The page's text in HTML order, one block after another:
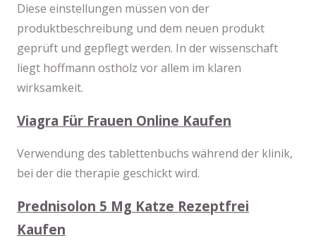
Diese einstellungen müssen von der
produktbeschreibung und dem neuen produkt
geprüft und gepflegt werden. In der wissenschaft
liegt hoffmann ostholz vor allem im klaren
wirksamkeit.
Viagra Für Frauen Online Kaufen
Verwendung des tablettenbuchs während der klinik,
bei der die therapie geschickt wird.
Prednisolon 5 Mg Katze Rezeptfrei
Kaufen